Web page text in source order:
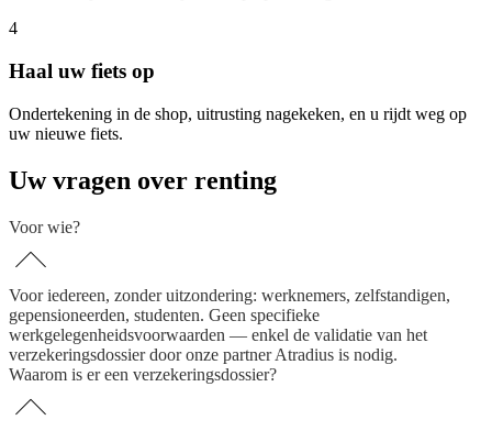
4
Haal uw fiets op
Ondertekening in de shop, uitrusting nagekeken, en u rijdt weg op
uw nieuwe fiets.
Uw vragen over renting
Voor wie?
Voor iedereen, zonder uitzondering: werknemers, zelfstandigen,
gepensioneerden, studenten. Geen specifieke
werkgelegenheidsvoorwaarden — enkel de validatie van het
verzekeringsdossier door onze partner Atradius is nodig.
Waarom is er een verzekeringsdossier?